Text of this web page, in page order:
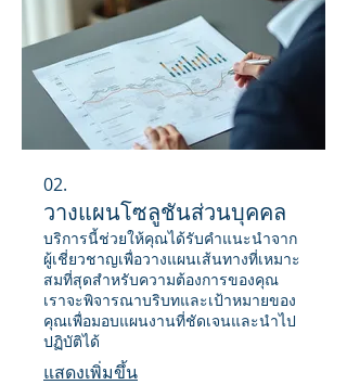
02.
วางแผนโซลูชันส่วนบุคคล
บริการนี้ช่วยให้คุณได้รับคำแนะนำจาก
ผู้เชี่ยวชาญเพื่อวางแผนเส้นทางที่เหมาะ
สมที่สุดสำหรับความต้องการของคุณ
เราจะพิจารณาบริบทและเป้าหมายของ
คุณเพื่อมอบแผนงานที่ชัดเจนและนำไป
ปฏิบัติได้
แสดงเพิ่มขึ้น